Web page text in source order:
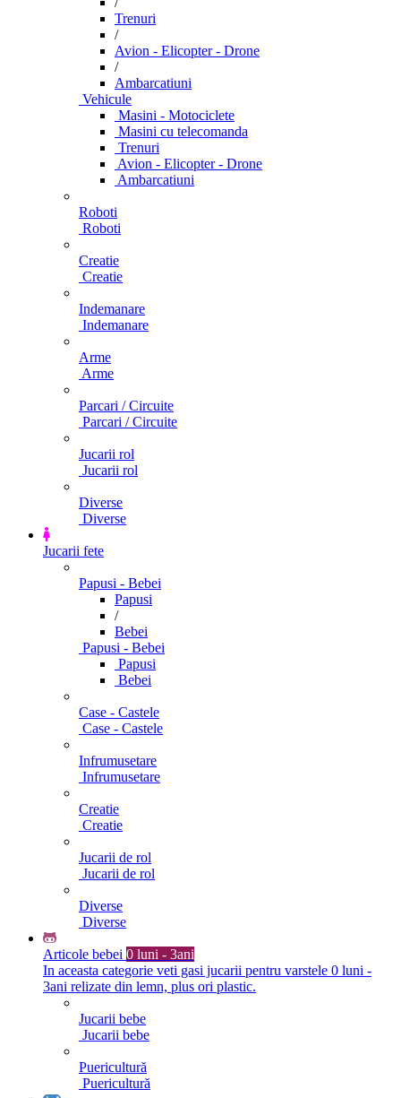
Trenuri
/
Avion - Elicopter - Drone
/
Ambarcatiuni
Vehicule
Masini - Motociclete
Masini cu telecomanda
Trenuri
Avion - Elicopter - Drone
Ambarcatiuni
Roboti
Roboti
Creatie
Creatie
Indemanare
Indemanare
Arme
Arme
Parcari / Circuite
Parcari / Circuite
Jucarii rol
Jucarii rol
Diverse
Diverse
Jucarii fete
Papusi - Bebei
Papusi
/
Bebei
Papusi - Bebei
Papusi
Bebei
Case - Castele
Case - Castele
Infrumusetare
Infrumusetare
Creatie
Creatie
Jucarii de rol
Jucarii de rol
Diverse
Diverse
Articole bebei 0 luni - 3ani
In aceasta categorie veti gasi jucarii pentru varstele 0 luni -
3ani relizate din lemn, plus ori plastic.
Jucarii bebe
Jucarii bebe
Puericultură
Puericultură